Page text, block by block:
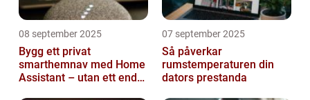
08 september 2025
Bygg ett privat
smarthemnav med Home
Assistant – utan ett enda
07 september 2025
Så påverkar
rumstemperaturen din
dators prestanda